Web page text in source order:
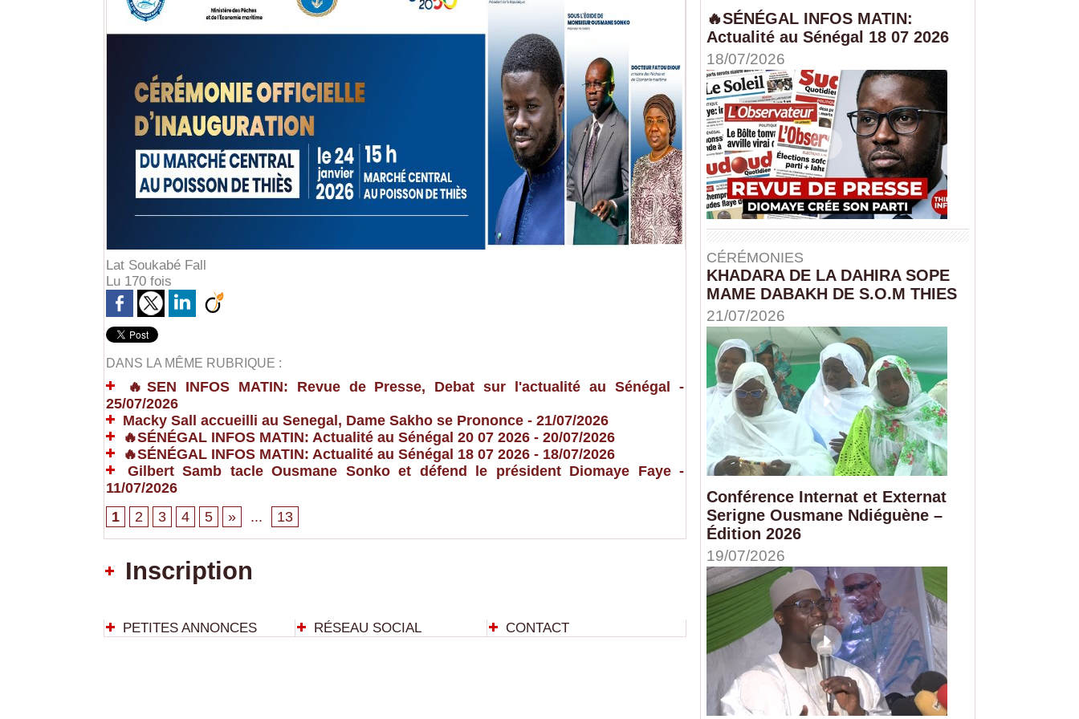
Lat Soukabé Fall
Lu 170 fois
DANS LA MÊME RUBRIQUE :
🔥SEN INFOS MATIN: Revue de Presse, Debat sur l'actualité au Sénégal
-
25/07/2026
Macky Sall accueilli au Senegal, Dame Sakho se Prononce - 21/07/2026
🔥SÉNÉGAL INFOS MATIN: Actualité au Sénégal 20 07 2026 - 20/07/2026
🔥SÉNÉGAL INFOS MATIN: Actualité au Sénégal 18 07 2026 - 18/07/2026
Gilbert Samb tacle Ousmane Sonko et défend le président Diomaye Faye -
11/07/2026
1
2 3 4 5 » ... 13
Inscription
PETITES ANNONCES RÉSEAU SOCIAL CONTACT
🔥SÉNÉGAL INFOS MATIN:
Actualité au Sénégal 18 07 2026
18/07/2026
CÉRÉMONIES
KHADARA DE LA DAHIRA SOPE
MAME DABAKH DE S.O.M THIES
21/07/2026
Conférence Internat et Externat
Serigne Ousmane Ndiéguène –
Édition 2026
19/07/2026